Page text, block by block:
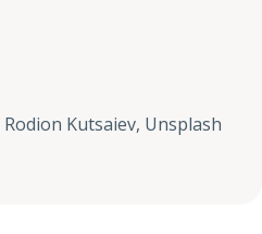
Rodion Kutsaiev, Unsplash